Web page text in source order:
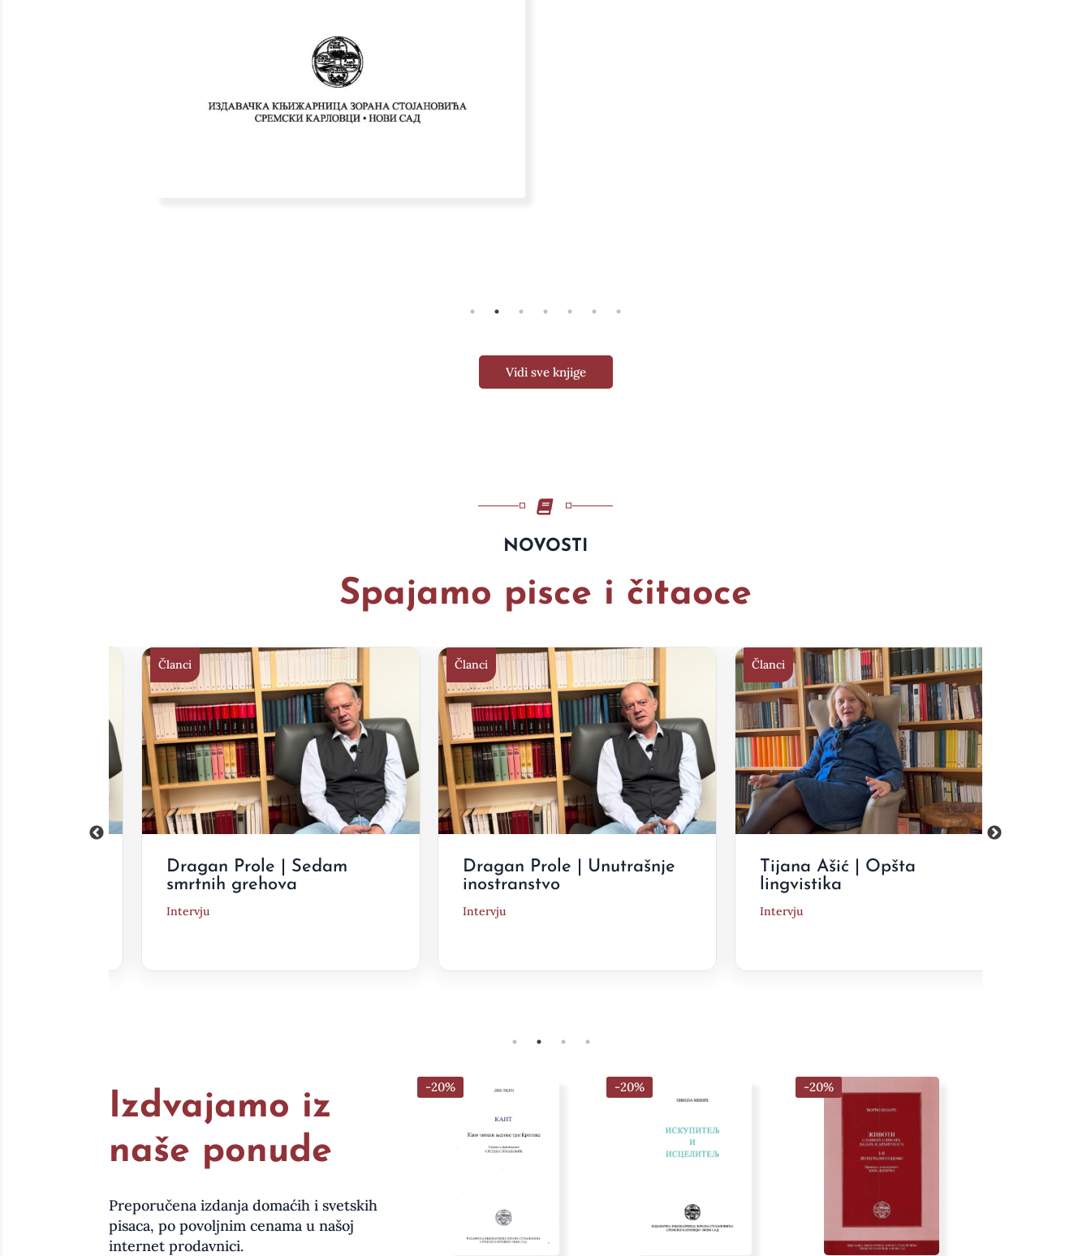
Vidi sve knjige
NOVOSTI
Spajamo pisce i čitaoce
Članci
Dragan Prole | Sedam
smrtnih grehova
Intervju
Članci
Dragan Prole | Unutrašnje
inostranstvo
Intervju
Članci
Tijana Ašić | Opšta
lingvistika
Intervju
Izdvajamo iz
naše ponude
Preporučena izdanja domaćih i svetskih
pisaca, po povoljnim cenama u našoj
internet prodavnici.
-20% -20% -20%